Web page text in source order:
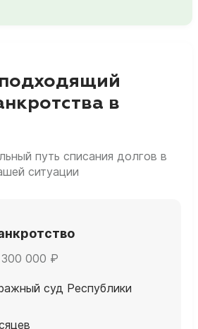
в
путь списания долгов в
ситуации
000 ₽
суд Республики